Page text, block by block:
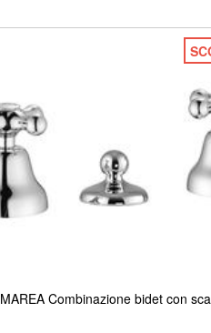
MAREA Combinazione bidet con